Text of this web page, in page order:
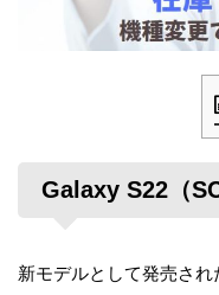
Galaxy S22（
新モデルとして発売され